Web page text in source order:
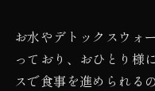
お水やデトックスウォ
っており、おひとり様
スで食事を進められる